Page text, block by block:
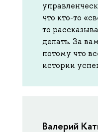
что кто-то
то
делать. За
потому что
истории
Валерий